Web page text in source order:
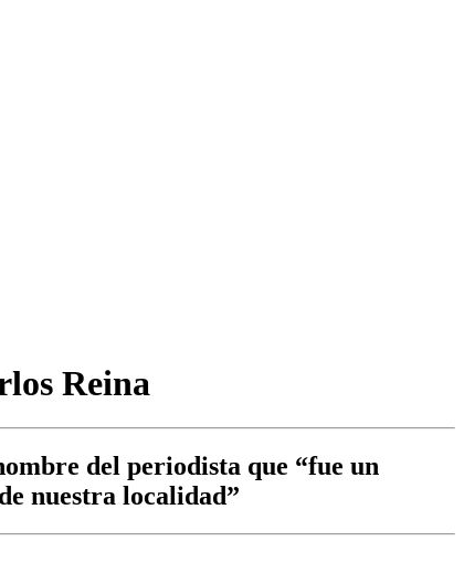
Reina
del periodista que “fue un
nuestra localidad”